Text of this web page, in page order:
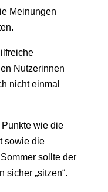
Meinungen
Nutzerinnen
nicht einmal
wie die
sowie die
sollte der
sicher „sitzen“.